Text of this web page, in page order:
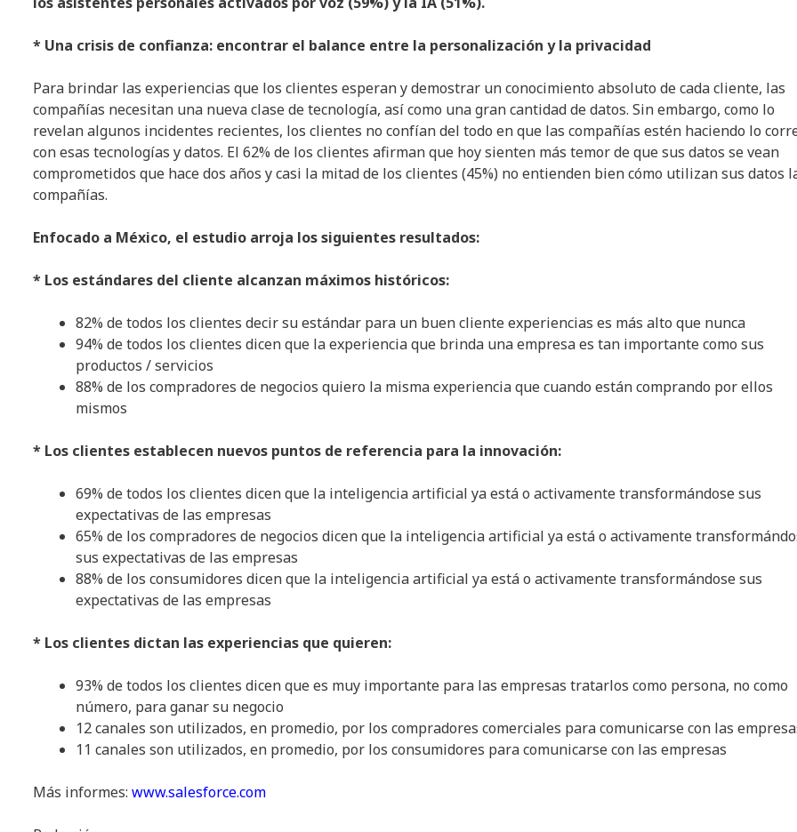
* Una crisis de confianza: encontrar el balance entre la personalización y la privacidad
Para brindar las experiencias que los clientes esperan y demostrar un conocimiento absoluto de cada cliente, las
compañías necesitan una nueva clase de tecnología, así como una gran cantidad de datos. Sin embargo, como lo
revelan algunos incidentes recientes, los clientes no confían del todo en que las compañías estén haciendo lo
con esas tecnologías y datos. El 62% de los clientes afirman que hoy sienten más temor de que sus datos se vean
comprometidos que hace dos años y casi la mitad de los clientes (45%) no entienden bien cómo utilizan sus datos
compañías.
Enfocado a México, el estudio arroja los siguientes resultados:
* Los estándares del cliente alcanzan máximos históricos:
82% de todos los clientes decir su estándar para un buen cliente experiencias es más alto que nunca
94% de todos los clientes dicen que la experiencia que brinda una empresa es tan importante como sus
productos / servicios
88% de los compradores de negocios quiero la misma experiencia que cuando están comprando por ellos
mismos
* Los clientes establecen nuevos puntos de referencia para la innovación:
69% de todos los clientes dicen que la inteligencia artificial ya está o activamente transformándose sus
expectativas de las empresas
65% de los compradores de negocios dicen que la inteligencia artificial ya está o activamente
sus expectativas de las empresas
88% de los consumidores dicen que la inteligencia artificial ya está o activamente transformándose sus
expectativas de las empresas
* Los clientes dictan las experiencias que quieren:
93% de todos los clientes dicen que es muy importante para las empresas tratarlos como persona, no como
número, para ganar su negocio
12 canales son utilizados, en promedio, por los compradores comerciales para comunicarse con las
11 canales son utilizados, en promedio, por los consumidores para comunicarse con las empresas
Más informes: www.salesforce.com